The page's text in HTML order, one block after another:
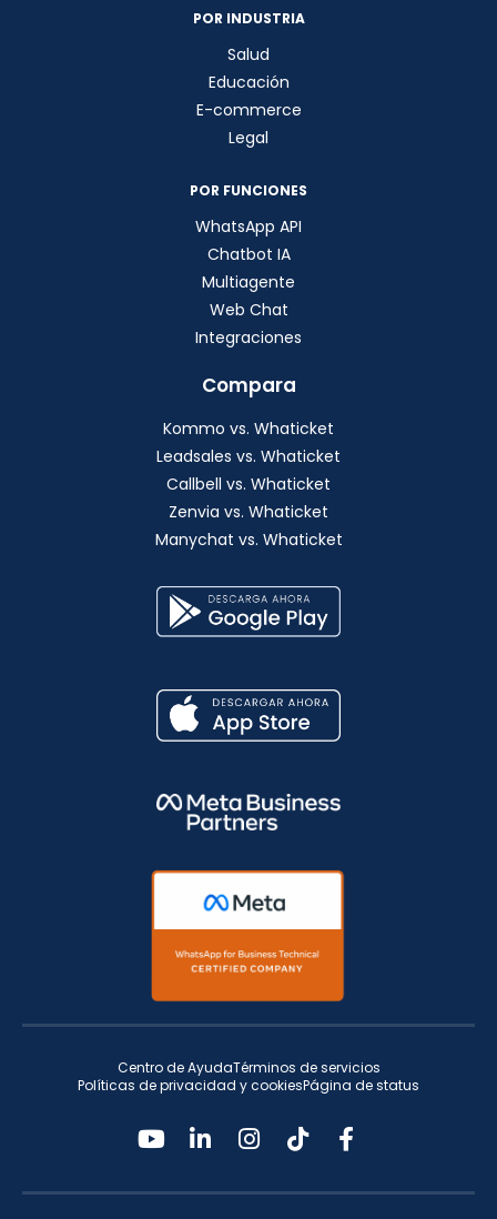
POR INDUSTRIA
Salud
Educación
E-commerce
Legal
POR FUNCIONES
WhatsApp API
Chatbot IA
Multiagente
Web Chat
Integraciones
Compara
Kommo vs. Whaticket
Leadsales vs. Whaticket
Callbell vs. Whaticket
Zenvia vs. Whaticket
Manychat vs. Whaticket
Centro de AyudaTérminos de servicios
Políticas de privacidad y cookiesPágina de status